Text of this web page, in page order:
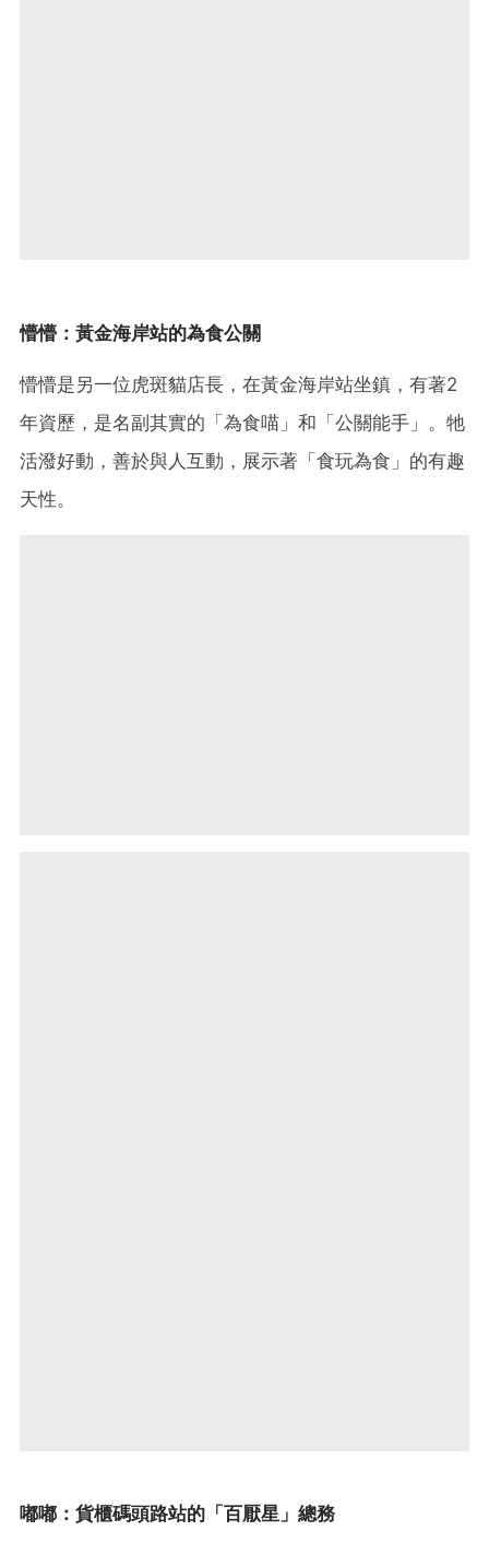
懵懵：黃金海岸站的為食公關
懵懵是另一位虎斑貓店長，在黃金海岸站坐鎮，有著2
年資歷，是名副其實的「為食喵」和「公關能手」。牠
活潑好動，善於與人互動，展示著「食玩為食」的有趣
天性。
嘟嘟：貨櫃碼頭路站的「百厭星」總務